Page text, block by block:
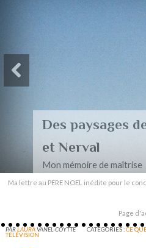
Des paysages
et Nerval
Mon mémoire de maîtrise
Ma lettre au PERE NOEL inédite pour le
Page
PARLAURAVANEL-COYTTE CATÉGORIES :CE
TÉLÉVISION